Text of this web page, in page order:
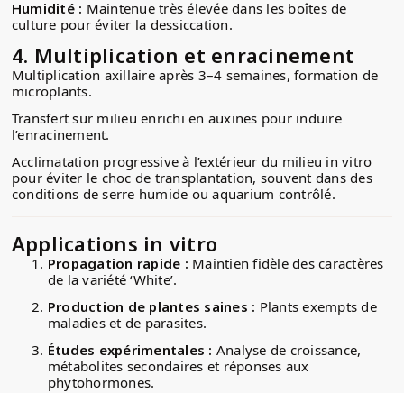
Humidité : Maintenue très élevée dans les boîtes de
culture pour éviter la dessiccation.
4. Multiplication et enracinement
Multiplication axillaire après 3–4 semaines, formation de
microplants.
Transfert sur milieu enrichi en auxines pour induire
l’enracinement.
Acclimatation progressive à l’extérieur du milieu in vitro
pour éviter le choc de transplantation, souvent dans des
conditions de serre humide ou aquarium contrôlé.
Applications in vitro
Propagation rapide : Maintien fidèle des caractères
de la variété ‘White’.
Production de plantes saines : Plants exempts de
maladies et de parasites.
Études expérimentales : Analyse de croissance,
métabolites secondaires et réponses aux
phytohormones.